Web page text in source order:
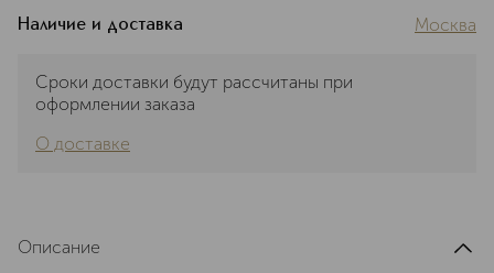
Наличие и доставка Москва
Сроки доставки будут рассчитаны при
оформлении заказа
О доставке
Описание